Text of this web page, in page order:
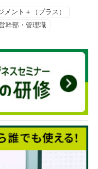
メント＋（プラス）
幹部・管理職